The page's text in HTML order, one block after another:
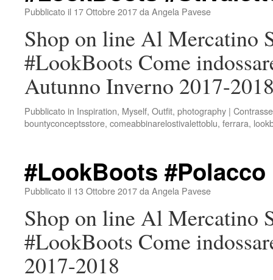
Pubblicato il 17 Ottobre 2017da Angela Pavese
Shop on line Al Mercatino
#LookBoots Come
Autunno Inverno 2017-
Pubblicato in Inspiration, Myself, Outfit, photography |
bountyconceptsstore, comeabbinarelostivalettoblu, ferrara,
#LookBoots #Polacco
Pubblicato il 13 Ottobre 2017da Angela Pavese
Shop on line Al Mercatino
#LookBoots Come
2017-2018